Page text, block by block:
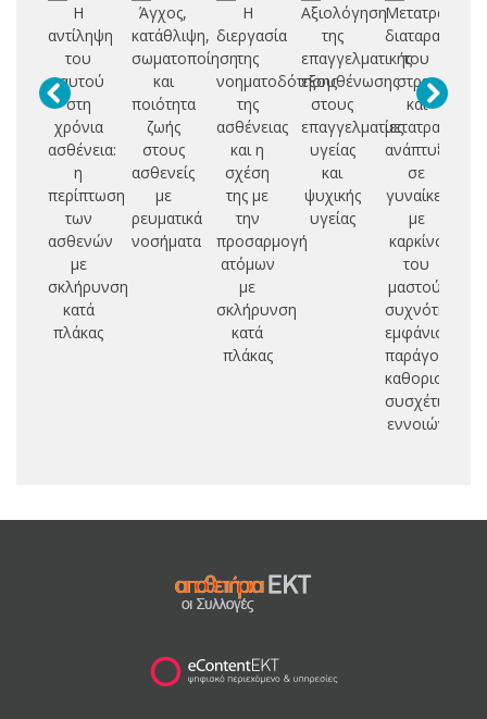
Η
αντίληψη
του
εαυτού
στη
χρόνια
ασθένεια:
η
περίπτωση
των
ασθενών
με
σκλήρυνση
κατά
πλάκας
Άγχος,
κατάθλιψη,
σωματοποίηση
και
ποιότητα
ζωής
στους
ασθενείς
με
ρευματικά
νοσήματα
Η
διεργασία
της
νοηματοδότησης
της
ασθένειας
και η
σχέση
της με
την
προσαρμογή
ατόμων
με
σκλήρυνση
κατά
πλάκας
Αξιολόγηση
της
επαγγελματικής
εξουθένωσης
στους
επαγγελματίες
υγείας
και
ψυχικής
υγείας
διαταραχή
του
στρες
και
ανάπτυξη
σε
γυναίκες
με
καρκίνο
του
μαστού:
συχνότητα
εμφάνισης,
παράγοντες
καθορισμού,
συσχέτιση
εννοιών